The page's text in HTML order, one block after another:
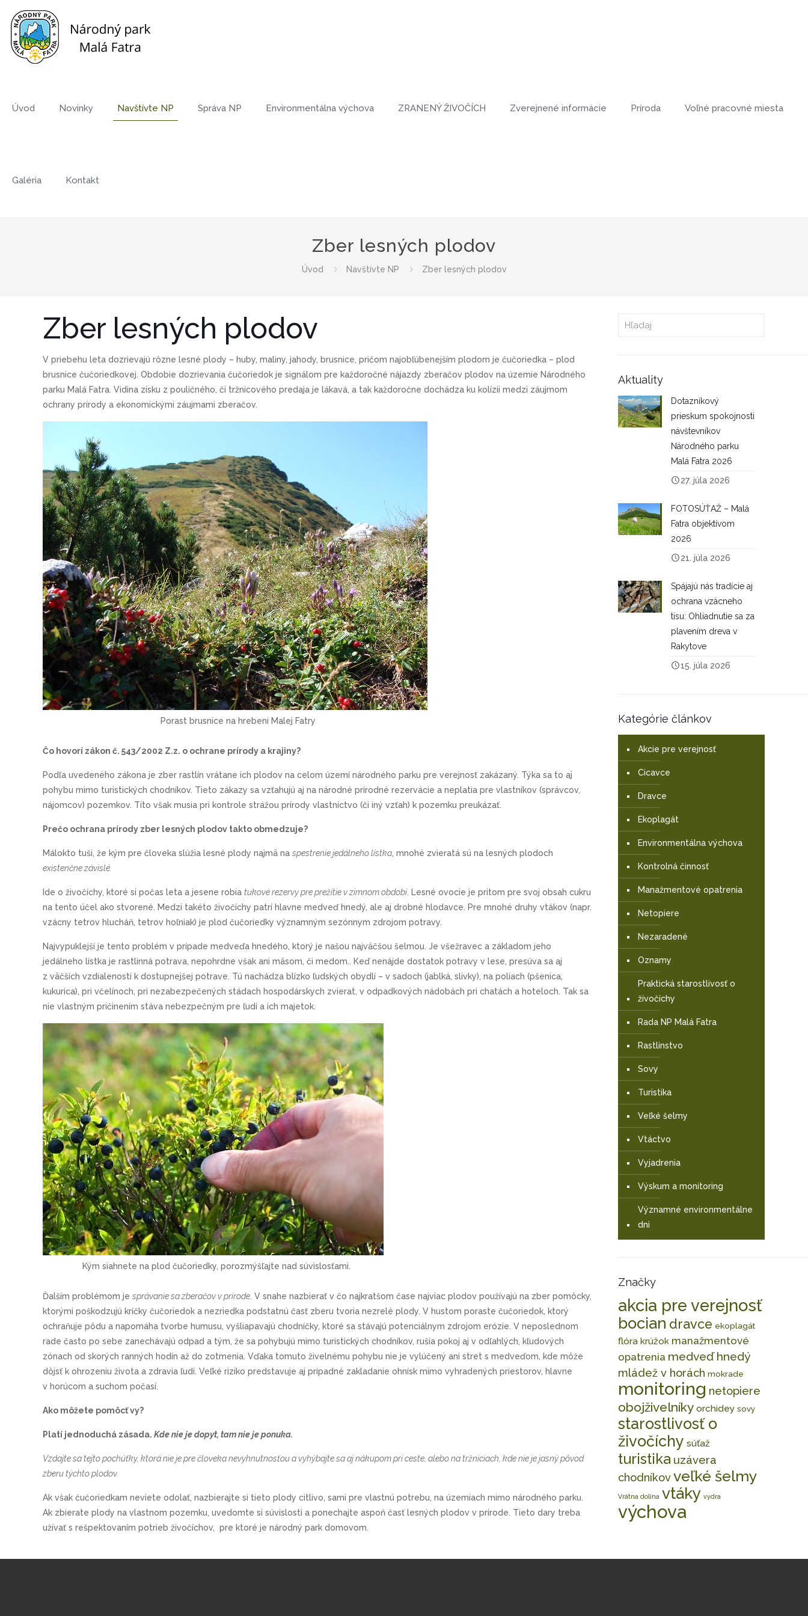
Úvod Novinky Navštívte NP Správa NP Environmentálna výchova ZRANENÝ ŽIVOČÍCH Zverejnené informácie Príroda Voľné pracovné miesta
Galéria Kontakt
Zber lesných plodov
Úvod Navštívte NP Zber lesných plodov
Zber lesných plodov
V priebehu leta dozrievajú rôzne lesné plody – huby, maliny, jahody, brusnice, pričom najobľúbenejším plodom je čučoriedka – plod
brusnice čučoriedkovej. Obdobie dozrievania čučoriedok je signálom pre každoročné nájazdy zberačov plodov na územie Národného
parku Malá Fatra. Vidina zisku z pouličného, či tržnicového predaja je lákavá, a tak každoročne dochádza ku kolízii medzi záujmom
ochrany prírody a ekonomickými záujmami zberačov.
Porast brusnice na hrebeni Malej Fatry
Čo hovorí zákon č. 543/2002 Z.z. o ochrane prírody a krajiny?
Podľa uvedeného zákona je zber rastlín vrátane ich plodov na celom území národného parku pre verejnosť zakázaný. Týka sa to aj
pohybu mimo turistických chodníkov. Tieto zákazy sa vzťahujú aj na národné prírodné rezervácie a neplatia pre vlastníkov (správcov,
nájomcov) pozemkov. Títo však musia pri kontrole strážou prírody vlastníctvo (či iný vzťah) k pozemku preukázať.
Prečo ochrana prírody zber lesných plodov takto obmedzuje?
Málokto tuší, že kým pre človeka slúžia lesné plody najmä naspestrenie jedálneho lístka , mnohé zvieratá sú na lesných plodoch
existenčne závislé.
Ide o živočíchy, ktoré si počas leta a jesene robiatukové rezervy pre prežitie v zimnom období. Lesné ovocie je pritom pre svoj obsah cukru
na tento účel ako stvorené. Medzi takéto živočíchy patrí hlavne medveď hnedý, ale aj drobné hlodavce. Pre mnohé druhy vtákov (napr.
vzácny tetrov hlucháň, tetrov hoľniak) je plod čučoriedky významným sezónnym zdrojom potravy.
Najvypuklejší je tento problém v prípade medveďa hnedého, ktorý je našou najväčšou šelmou. Je všežravec a základom jeho
jedálneho lístka je rastlinná potrava, nepohrdne však ani mäsom, či medom.. Keď nenájde dostatok potravy v lese, presúva sa aj
z väčších vzdialeností k dostupnejšej potrave. Tú nachádza blízko ľudských obydlí – v sadoch (jablká, slivky), na poliach (pšenica,
kukurica), pri včelínoch, pri nezabezpečených stádach hospodárskych zvierat, v odpadkových nádobách pri chatách a hoteloch. Tak sa
nie vlastným pričinením stáva nebezpečným pre ľudí a ich majetok.
Kým siahnete na plod čučoriedky, porozmýšľajte nad súvislosťami.
Ďalším problémom jesprávanie sa zberačov v prírode . V snahe nazbierať v čo najkratšom čase najviac plodov používajú na zber pomôcky,
ktorými poškodzujú kríčky čučoriedok a nezriedka podstatnú časť zberu tvoria nezrelé plody. V hustom poraste čučoriedok, ktorý
ochraňuje pôdu a napomáha tvorbe humusu, vyšliapavajú chodníčky, ktoré sa stávajú potenciálnym zdrojom erózie. V neposlednom
rade často po sebe zanechávajú odpad a tým, že sa pohybujú mimo turistických chodníkov, rušia pokoj aj v odľahlých, kľudových
zónach od skorých ranných hodín až do zotmenia. Vďaka tomuto živelnému pohybu nie je vylúčený ani stret s medveďom, kde môže
dôjsť k ohrozeniu života a zdravia ľudí. Veľké riziko predstavuje aj prípadné zakladanie ohnísk mimo vyhradených priestorov, hlavne
v horúcom a suchom počasí.
Ako môžete pomôcť vy?
Platí jednoduchá zásada.Kde nie je dopyt, tam nie je ponuka.
Vzdajte sa tejto pochúťky, ktorá nie je pre človeka nevyhnutnosťou a vyhýbajte sa aj nákupom pri ceste, alebo na tržniciach, kde nie je jasný pôvod
zberu týchto plodov.
Ak však čučoriedkam neviete odolať, nazbierajte si tieto plody citlivo, sami pre vlastnú potrebu, na územiach mimo národného parku.
Ak zbierate plody na vlastnom pozemku, uvedomte si súvislosti a ponechajte aspoň časť lesných plodov v prírode. Tieto dary treba
užívať s rešpektovaním potrieb živočíchov, pre ktoré je národný park domovom.
Aktuality
Dotazníkový
prieskum spokojnosti
návštevníkov
Národného parku
Malá Fatra 2026
27. júla 2026
FOTOSÚŤAŽ – Malá
Fatra objektívom
2026
21. júla 2026
Spájajú nás tradície aj
ochrana vzácneho
tisu: Ohliadnutie sa za
plavením dreva v
Rakytove
15. júla 2026
Kategórie článkov
Akcie pre verejnosť
Cicavce
Dravce
Ekoplagát
Environmentálna výchova
Kontrolná činnosť
Manažmentové opatrenia
Netopiere
Nezaradené
Oznamy
Praktická starostlivosť o
živočíchy
Rada NP Malá Fatra
Rastlinstvo
Sovy
Turistika
Veľké šelmy
Vtáctvo
Vyjadrenia
Výskum a monitoring
Významné environmentálne
dni
Značky
akcia pre verejnosť
bocian dravce ekoplagát
flóra krúžok manažmentové
opatrenia medveď hnedý
mládež v horách mokrade
monitoring netopiere
obojživelníky orchidey sovy
starostlivosť o
živočíchy súťaž
turistika uzávera
chodníkovveľké šelmy
Vrátna dolina vtáky vydra
výchova